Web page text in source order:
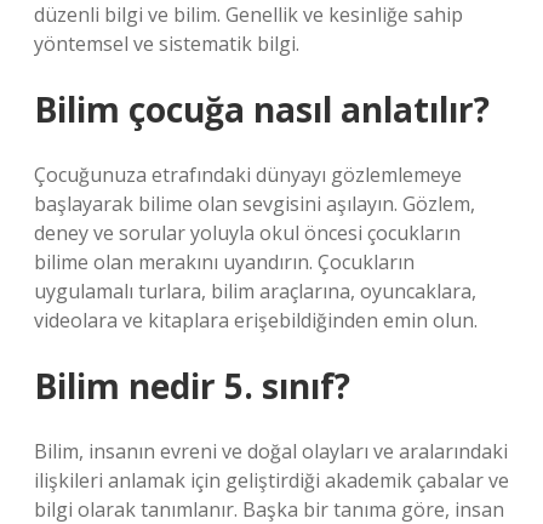
düzenli bilgi ve bilim. Genellik ve kesinliğe sahip
yöntemsel ve sistematik bilgi.
Bilim çocuğa nasıl anlatılır?
Çocuğunuza etrafındaki dünyayı gözlemlemeye
başlayarak bilime olan sevgisini aşılayın. Gözlem,
deney ve sorular yoluyla okul öncesi çocukların
bilime olan merakını uyandırın. Çocukların
uygulamalı turlara, bilim araçlarına, oyuncaklara,
videolara ve kitaplara erişebildiğinden emin olun.
Bilim nedir 5. sınıf?
Bilim, insanın evreni ve doğal olayları ve aralarındaki
ilişkileri anlamak için geliştirdiği akademik çabalar ve
bilgi olarak tanımlanır. Başka bir tanıma göre, insan